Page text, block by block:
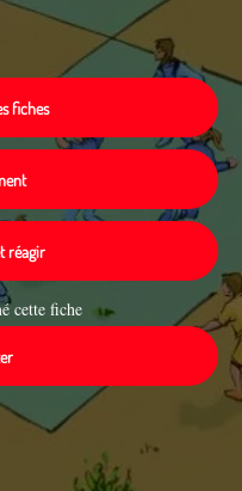
fiches
réagir
cette fiche